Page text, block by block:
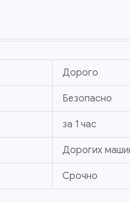
Дорого
Безопасно
за 1 час
Дорогих
Срочно